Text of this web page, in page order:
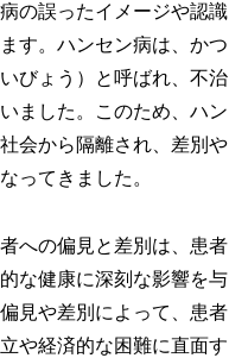
の誤ったイメージや認識
す。ハンセン病は、かつ
びょう）と呼ばれ、不治
ました。このため、ハン
会から隔離され、差別や
ってきました。
への偏見と差別は、患者
な健康に深刻な影響を与
見や差別によって、患者
や経済的な困難に直面す